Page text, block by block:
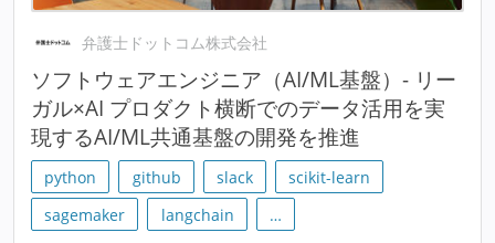
弁護士ドットコム株式会社
ソフトウェアエンジニア（AI/ML基盤）- リー
ガル×AI プロダクト横断でのデータ活用を実
現するAI/ML共通基盤の開発を推進
python github slack
scikit-learn
sagemaker
langchain …